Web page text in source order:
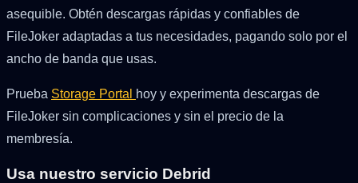
asequible. Obtén descargas rápidas y confiables de
FileJoker adaptadas a tus necesidades, pagando solo por el
ancho de banda que usas.
Prueba Storage Portal
hoy y experimenta descargas de
FileJoker sin complicaciones y sin el precio de la
membresía.
Usa nuestro servicio Debrid